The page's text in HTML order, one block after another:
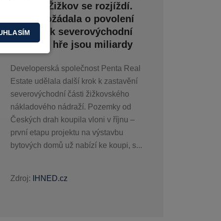
nádraží Žižkov se rozjíždí.
Penta požádala o povolení
na zbytek severovýchodní
části, ve hře jsou miliardy
Developerská společnost Penta Real
Estate udělala další krok k zastavění
severovýchodní části žižkovského
nákladového nádraží. Pozemky od
Českých drah koupila vloni v říjnu –
první etapu projektu na výstavbu
bytových domů už nabízí ke koupi, s...
Zdroj: IHNED.cz